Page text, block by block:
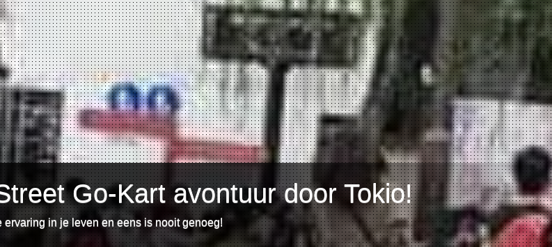
Go-Kart avontuur door Tokio!
ervaring in je leven en eens is nooit genoeg!